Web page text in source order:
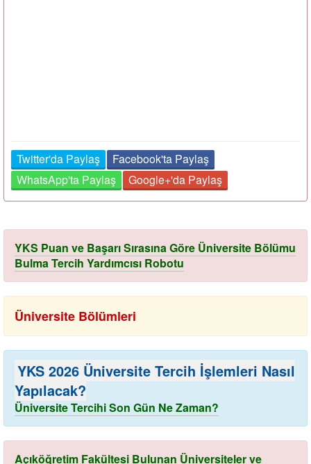
Twitter'da Paylaş
Facebook'ta Paylaş
WhatsApp'ta Paylaş
Google+'da Paylaş
YKS Puan ve Başarı Sırasına Göre Üniversite Bölümu
Bulma Tercih Yardımcısı Robotu
Üniversite Bölümleri
YKS 2026 Üniversite Tercih İşlemleri Nasıl
Yapılacak?
Üniversite Tercihi Son Gün Ne Zaman?
Açıköğretim Fakültesi Bulunan Üniversiteler ve